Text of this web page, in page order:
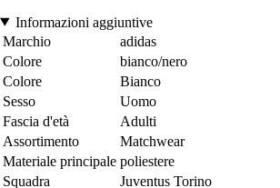
Informazioni aggiuntive
Marchio
adidas
Colore
bianco/nero
Colore
Bianco
Sesso
Uomo
Fascia d'età
Adulti
Assortimento
Matchwear
Materiale principale poliestere
Squadra
Juventus Torino